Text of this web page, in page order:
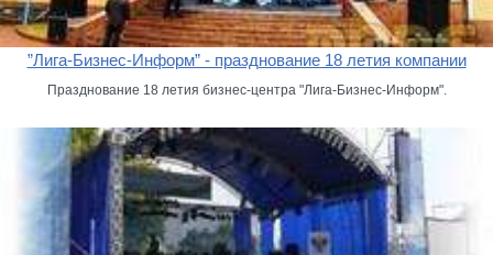
”Лига-Бизнес-Информ” - празднование 18 летия компании
Празднование 18 летия бизнес-центра "Лига-Бизнес-Информ".